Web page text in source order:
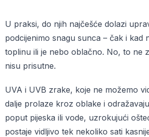
U praksi, do njih najčešće dolazi
podcijenimo snagu sunca – čak i kad
toplinu ili je nebo oblačno. No, to ne
nisu prisutne.
UVA i UVB zrake, koje ne možemo
dalje prolaze kroz oblake i
poput pijeska ili vode, uzrokujući
postaje vidljivo tek nekoliko sati